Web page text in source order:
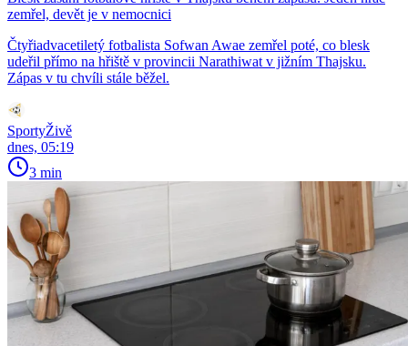
zemřel, devět je v nemocnici
Čtyřiadvacetiletý fotbalista Sofwan Awae zemřel poté, co blesk
udeřil přímo na hřiště v provincii Narathiwat v jižním Thajsku.
Zápas v tu chvíli stále běžel.
SportyŽivě
dnes, 05:19
3 min